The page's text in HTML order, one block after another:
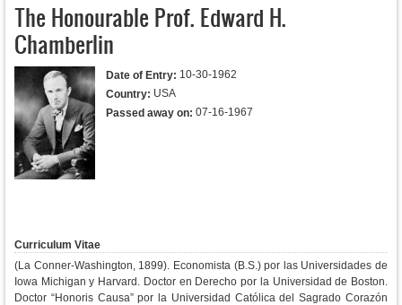
The Honourable Prof. Edward H.
Chamberlin
Date of Entry: 10-30-1962
Country: USA
Passed away on: 07-16-1967
Curriculum Vitae
(La Conner-Washington, 1899). Economista (B.S.) por las Universidades de
Iowa Michigan y Harvard. Doctor en Derecho por la Universidad de Boston.
Doctor “Honoris Causa” por la Universidad Católica del Sagrado Corazón